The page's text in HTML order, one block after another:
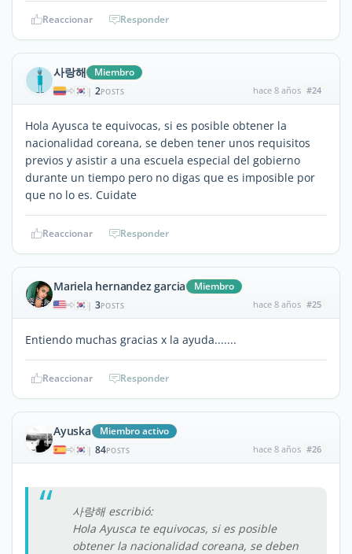
Reaccionar Responder
사랑해 Miembro
| 2POSTS hace 8 años #24
Hola Ayusca te equivocas, si es posible obtener la
nacionalidad coreana, se deben tener unos requisitos
previos y asistir a una escuela especial del gobierno
durante un tiempo pero no digas que es imposible por
que no lo es. Cuidate
Reaccionar Responder
Mariela hernandez garcia Miembro
| 3POSTS hace 8 años #25
Entiendo muchas gracias x la ayuda.......
Reaccionar Responder
Ayuska Miembro activo
| 84POSTS hace 8 años #26
사랑해 escribió:
Hola Ayusca te equivocas, si es posible
obtener la nacionalidad coreana, se deben